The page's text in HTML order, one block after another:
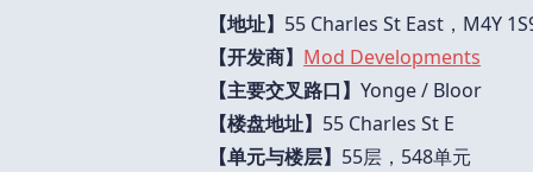
【地址】 55 Charles St East，M4Y
【开发商】 Mod Developments
【主要交叉路口】Yonge / Bloor
【楼盘地址】 55 Charles St E
【单元与楼层】 55层，548单元